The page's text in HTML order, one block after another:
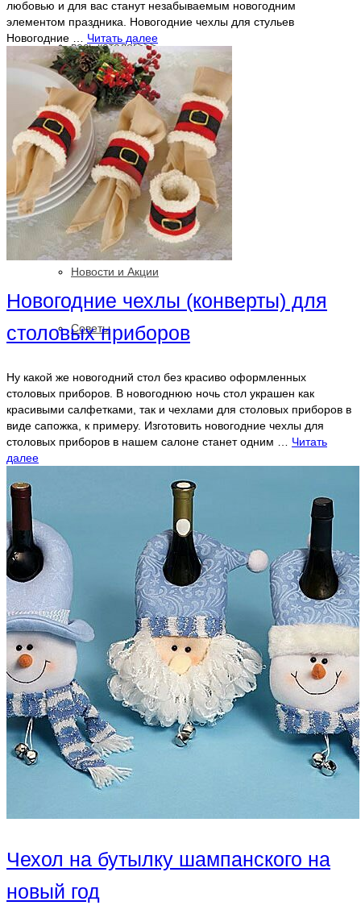
весь каталог>>>
Портфолио
Контакты
О Салоне
Новости и Акции
Cоветы
любовью и для вас станут незабываемым новогодним
элементом праздника. Новогодние чехлы для стульев
Новогодние … Читать далее
Новогодние чехлы (конверты) для
столовых приборов
Ну какой же новогодний стол без красиво оформленных
столовых приборов. В новогоднюю ночь стол украшен как
красивыми салфетками, так и чехлами для столовых приборов в
виде сапожка, к примеру. Изготовить новогодние чехлы для
столовых приборов в нашем салоне станет одним … Читать
далее
Чехол на бутылку шампанского на
новый год